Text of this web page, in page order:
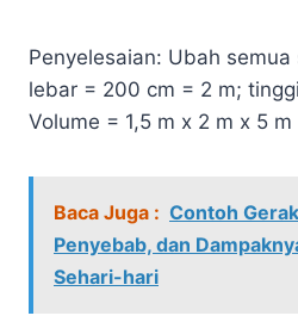
Penyelesaian: Ubah
lebar = 200 cm = 2 m;
Volume = 1,5 m x 2 m x 5 m
Baca Juga : Contoh
Penyebab, dan
Sehari-hari